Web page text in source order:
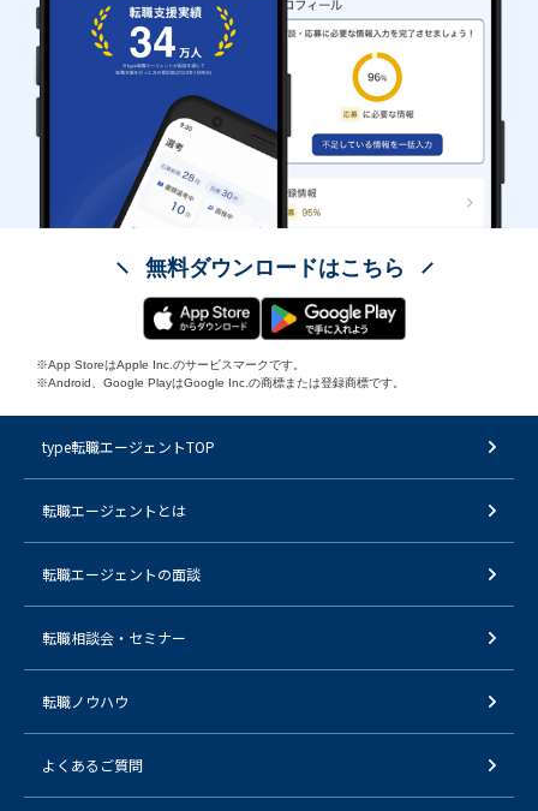
無料ダウンロードはこちら
※App StoreはApple Inc.のサービスマークです。
※Android、Google PlayはGoogle Inc.の商標または登録商標です。
type転職エージェントTOP
転職エージェントとは
転職エージェントの面談
転職相談会・セミナー
転職ノウハウ
よくあるご質問